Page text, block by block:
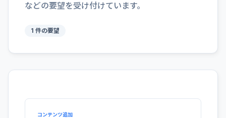
などの要望を受け付けています。
1 件の要望
コンテンツ追加